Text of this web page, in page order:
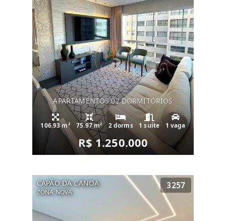
APARTAMENTOS 02 DORMITÓRIOS
106.93 m² 75.97 m² 2 dorms 1 suíte 1 vaga
R$ 1.250.000
CAPÃO DA CANOA
ZONA NOVA
3257